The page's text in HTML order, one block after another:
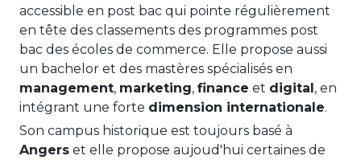
accessible en post bac qui pointe régulièrement
en tête des classements des programmes post
bac des écoles de commerce. Elle propose aussi
un bachelor et des mastères spécialisés en
management, marketing, finance et digital, en
intégrant une forte dimension internationale.
Son campus historique est toujours basé à
Angers et elle propose aujoud'hui certaines de